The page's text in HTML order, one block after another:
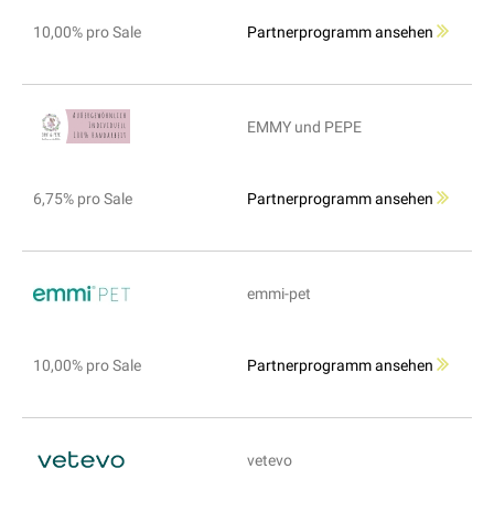
10,00% pro Sale Partnerprogramm ansehen
EMMY und PEPE
6,75% pro Sale Partnerprogramm ansehen
emmi-pet
10,00% pro Sale Partnerprogramm ansehen
vetevo